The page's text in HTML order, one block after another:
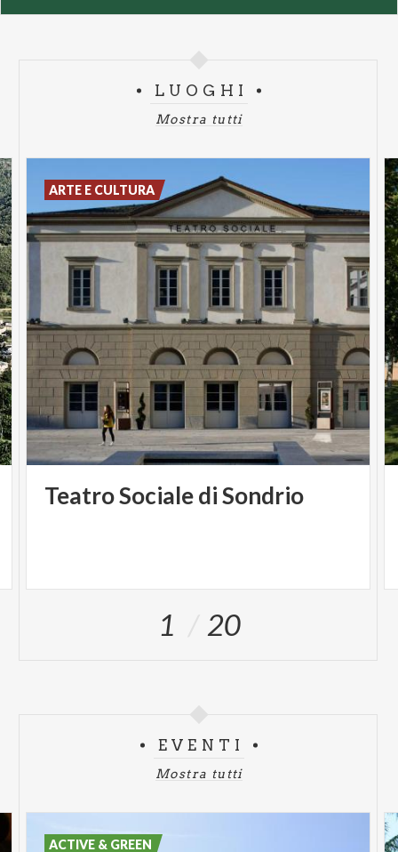
montagna in Scena a Sondrio
LUOGHI
Mostra tutti
TeatroSocialediSondrio
ARTE E CULTURA
1 20
EVENTI
Mostra tutti
ACTIVE & GREEN